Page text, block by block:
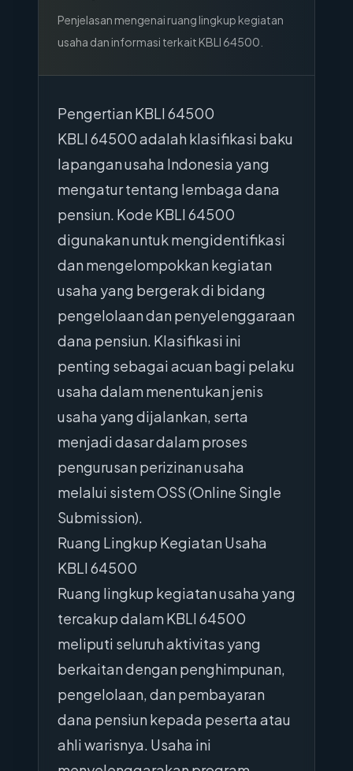
Penjelasan mengenai ruang lingkup kegiatan
usaha dan informasi terkait KBLI 64500
Pengertian KBLI 64500
KBLI 64500 adalah klasifikasi baku
lapangan usaha Indonesia yang
mengatur tentang lembaga dana
pensiun. Kode KBLI 64500
digunakan untuk mengidentifikasi
dan mengelompokkan kegiatan
usaha yang bergerak di bidang
pengelolaan dan penyelenggaraan
dana pensiun. Klasifikasi ini
penting sebagai acuan bagi pelaku
usaha dalam menentukan jenis
usaha yang dijalankan, serta
menjadi dasar dalam proses
pengurusan perizinan usaha
melalui sistem OSS (Online Single
Submission).
Ruang Lingkup Kegiatan Usaha
KBLI 64500
Ruang lingkup kegiatan usaha yang
tercakup dalam KBLI 64500
meliputi seluruh aktivitas yang
berkaitan dengan penghimpunan,
pengelolaan, dan pembayaran
dana pensiun kepada peserta atau
ahli warisnya. Usaha ini